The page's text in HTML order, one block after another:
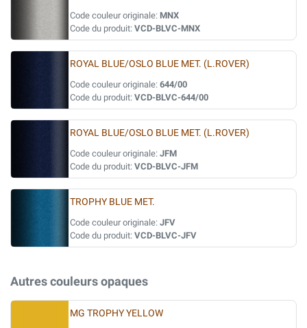
Code couleur originale: MNX
Code du produit: VCD-BLVC-MNX
ROYAL BLUE/OSLO BLUE MET. (L.ROVER)
Code couleur originale: 644/00
Code du produit: VCD-BLVC-644/00
ROYAL BLUE/OSLO BLUE MET. (L.ROVER)
Code couleur originale: JFM
Code du produit: VCD-BLVC-JFM
TROPHY BLUE MET.
Code couleur originale: JFV
Code du produit: VCD-BLVC-JFV
Autres couleurs opaques
MG TROPHY YELLOW